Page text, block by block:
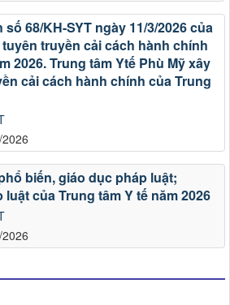
68/KH-SYT ngày 11/3/2026 của
truyền cải cách hành chính
2026. Trung tâm Ytế Phù Mỹ xây
cải cách hành chính của Trung
biến, giáo dục pháp luật;
của Trung tâm Y tế năm 2026